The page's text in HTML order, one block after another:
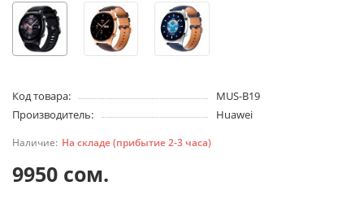
Код товара:
MUS-B19
Производитель:
Huawei
На складе (прибытие 2-3 часа)
9950 сом.